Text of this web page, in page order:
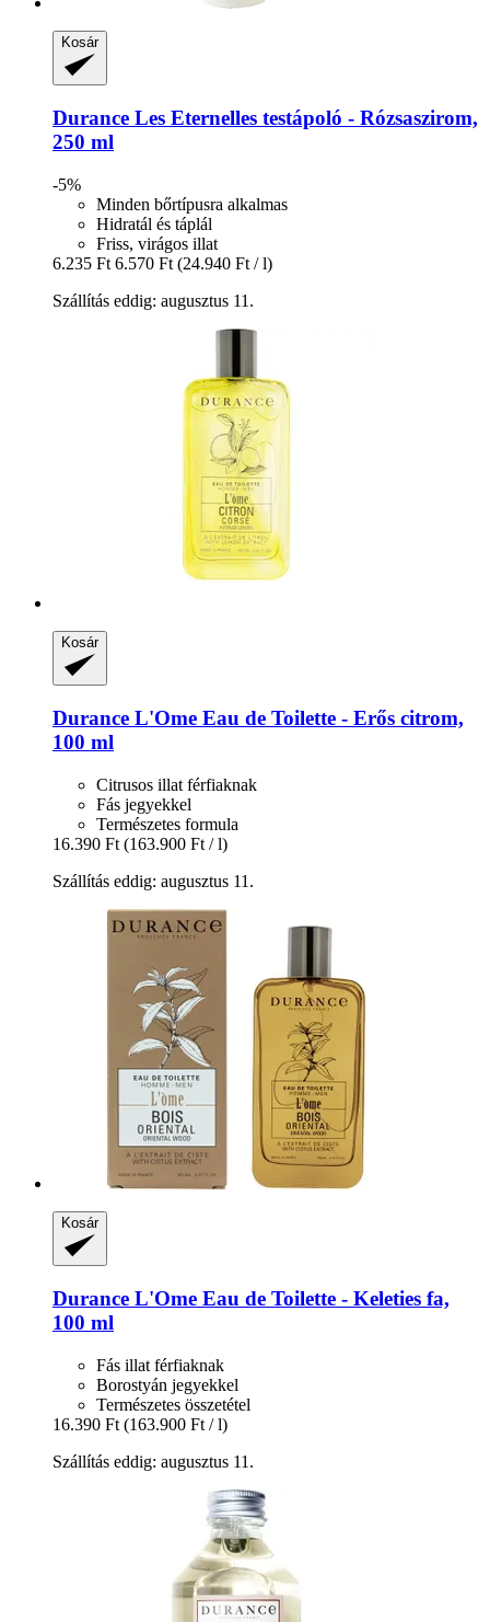
Kosár
Durance Les Eternelles testápoló -​ Rózsaszirom,
250 ml
-5%
Minden bőrtípusra alkalmas
Hidratál és táplál
Friss, virágos illat
6.235 Ft 6.570 Ft (24.940 Ft / l)
Szállítás eddig: augusztus 11.
Kosár
Durance L'Ome Eau de Toilette -​ Erős citrom,
100 ml
Citrusos illat férfiaknak
Fás jegyekkel
Természetes formula
16.390 Ft (163.900 Ft / l)
Szállítás eddig: augusztus 11.
Kosár
Durance L'Ome Eau de Toilette -​ Keleties fa,
100 ml
Fás illat férfiaknak
Borostyán jegyekkel
Természetes összetétel
16.390 Ft (163.900 Ft / l)
Szállítás eddig: augusztus 11.